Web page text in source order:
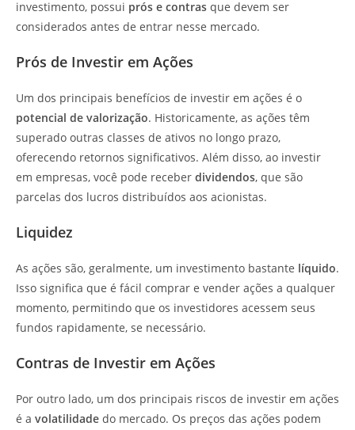
investimento, possui prós e contras que devem ser
considerados antes de entrar nesse mercado.
Prós de Investir em Ações
Um dos principais benefícios de investir em ações é o
potencial de valorização. Historicamente, as ações têm
superado outras classes de ativos no longo prazo,
oferecendo retornos significativos. Além disso, ao investir
em empresas, você pode receber dividendos, que são
parcelas dos lucros distribuídos aos acionistas.
Liquidez
As ações são, geralmente, um investimento bastante líquido.
Isso significa que é fácil comprar e vender ações a qualquer
momento, permitindo que os investidores acessem seus
fundos rapidamente, se necessário.
Contras de Investir em Ações
Por outro lado, um dos principais riscos de investir em ações
é a volatilidade do mercado. Os preços das ações podem